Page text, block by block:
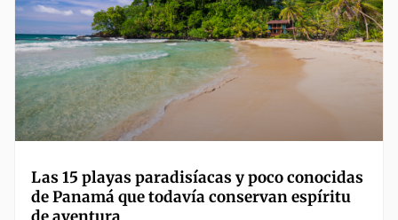
Las 15 playas paradisíacas y poco conocidas
de Panamá que todavía conservan espíritu